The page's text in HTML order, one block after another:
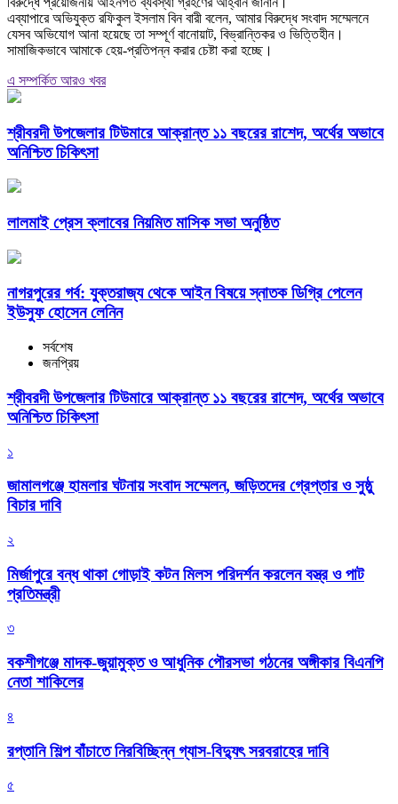
‎এব্যাপারে অভিযুক্ত রফিকুল ইসলাম বিন বারী বলেন, আমার বিরুদ্ধে সংবাদ সম্মেলনে
যেসব অভিযোগ আনা হয়েছে তা সম্পূর্ণ বানোয়াট, বিভ্রান্তিকর ও ভিত্তিহীন।
সামাজিকভাবে আমাকে হেয়-প্রতিপন্ন করার চেষ্টা করা হচ্ছে।
এ সম্পর্কিত আরও খবর
শ্রীবরদী উপজেলার টিউমারে আক্রান্ত ১১ বছরের রাশেদ, অর্থের অভাবে
অনিশ্চিত চিকিৎসা
লালমাই প্রেস ক্লাবের নিয়মিত মাসিক সভা অনুষ্ঠিত
নাগরপুরের গর্ব: যুক্তরাজ্য থেকে আইন বিষয়ে স্নাতক ডিগ্রি পেলেন
ইউসুফ হোসেন লেনিন
সর্বশেষ
জনপ্রিয়
শ্রীবরদী উপজেলার টিউমারে আক্রান্ত ১১ বছরের রাশেদ, অর্থের অভাবে
অনিশ্চিত চিকিৎসা
১
জামালগঞ্জে হামলার ঘটনায় সংবাদ সম্মেলন, জড়িতদের গ্রেপ্তার ও সুষ্ঠু
বিচার দাবি
২
মির্জাপুরে বন্ধ থাকা গোড়াই কটন মিলস পরিদর্শন করলেন বস্ত্র ও পাট
প্রতিমন্ত্রী
৩
বকশীগঞ্জে মাদক-জুয়ামুক্ত ও আধুনিক পৌরসভা গঠনের অঙ্গীকার বিএনপি
নেতা শাকিলের
৪
রপ্তানি শিল্প বাঁচাতে নিরবিচ্ছিন্ন গ্যাস-বিদ্যুৎ সরবরাহের দাবি
৫